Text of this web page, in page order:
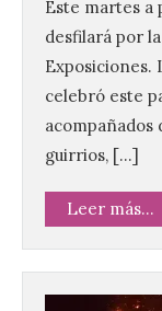
Este martes a
desfilará por
Exposiciones.
celebró este
acompañados
guirrios, […]
Leer más...